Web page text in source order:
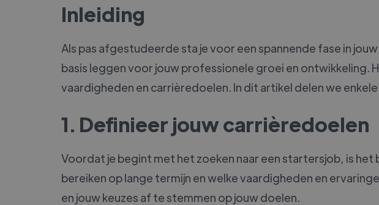
Inleiding
Als pas afgestudeerde sta je voor een spannende fase in
basis leggen voor jouw professionele groei en ontwikkeling.
vaardigheden en carrièredoelen. In dit artikel delen we
1. Definieer jouw carrièredoelen
Voordat je begint met het zoeken naar een startersjob, is
bereiken op lange termijn en welke vaardigheden en
en jouw keuzes af te stemmen op jouw doelen.